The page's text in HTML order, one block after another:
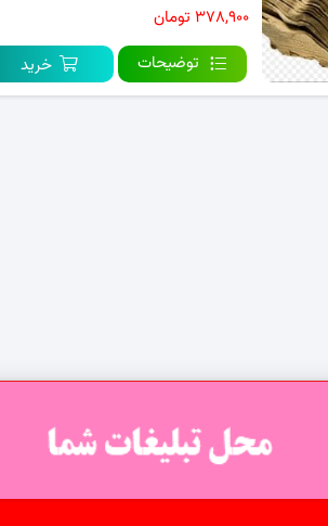
۳۷۸,۹۰۰ تومان
توضیحات
خرید